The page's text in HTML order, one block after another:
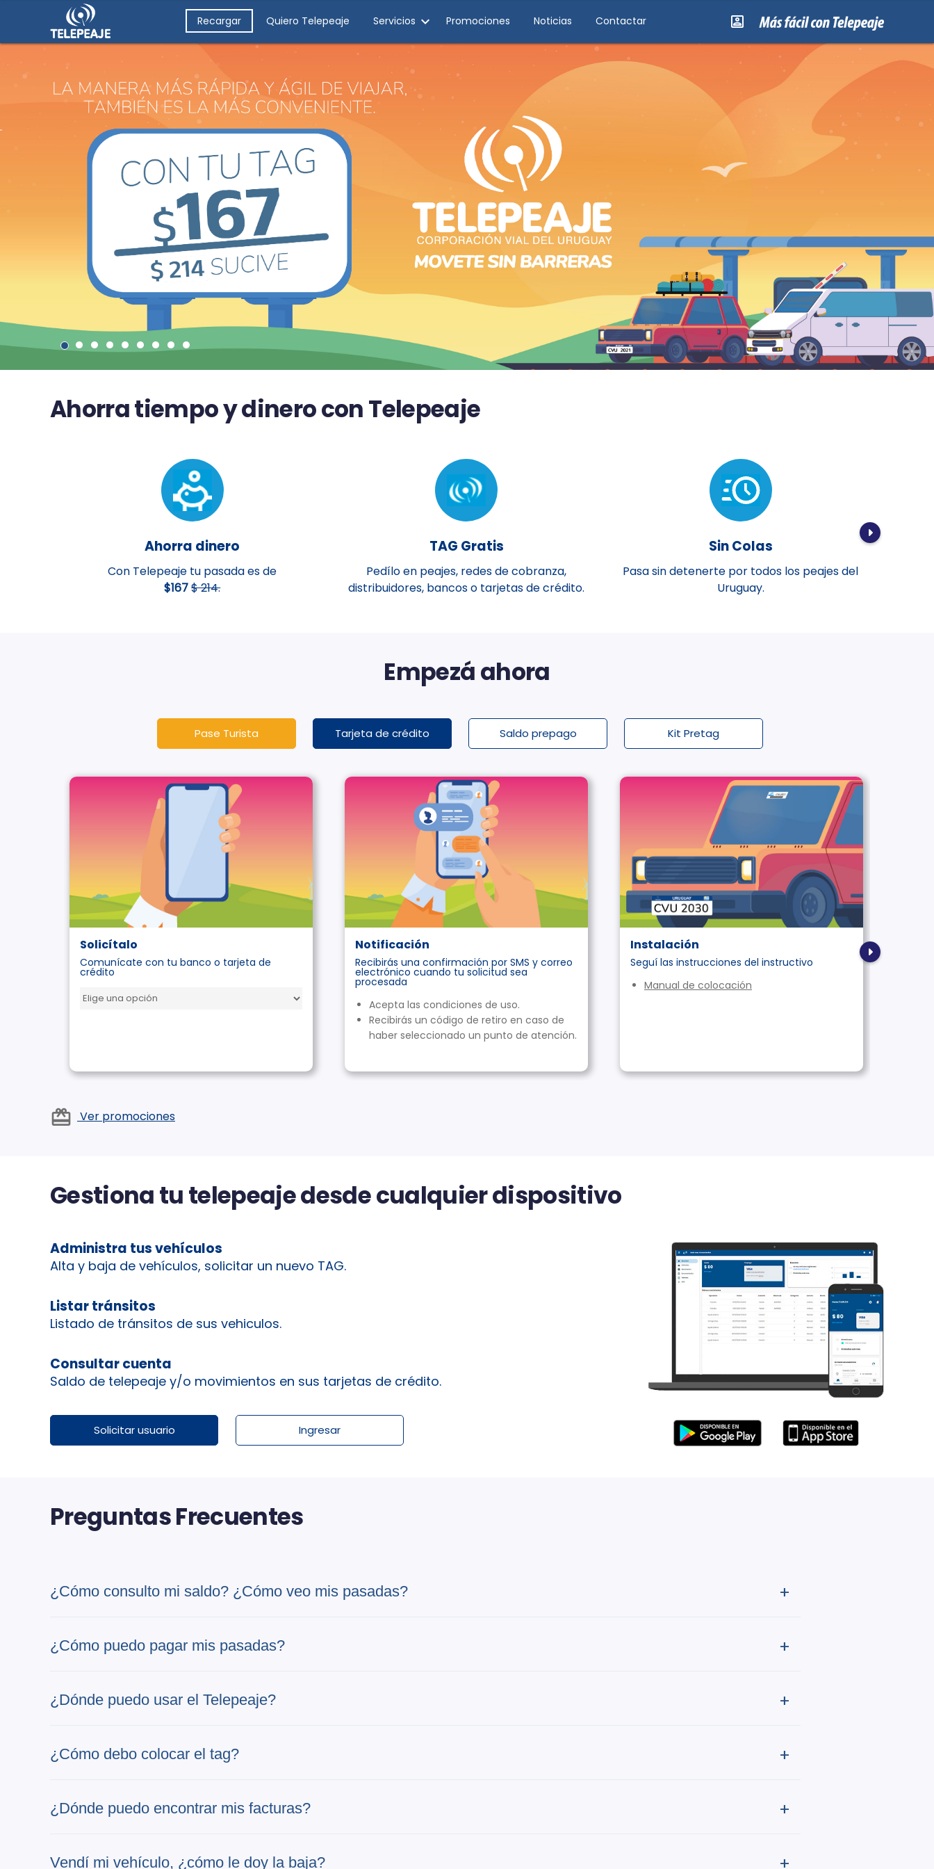
Recargar Quiero Telepeaje Servicios Promociones Noticias Contactar
Ahorra tiempo y dinero con Telepeaje
Ahorra dinero
Con Telepeaje tu pasada es de
$167$ 214.
TAG Gratis
Pedílo en peajes, redes de cobranza,
distribuidores, bancos o tarjetas de crédito.
Sin Colas
Pasa sin detenerte por todos los peajes del
Uruguay.
Empezá ahora
Pase Turista Tarjeta de crédito Saldo prepago Kit Pretag
Solicítalo
Comunícate con tu banco o tarjeta de
crédito
Notificación
Recibirás una confirmación por SMS y correo
electrónico cuando tu solicitud sea
procesada
Acepta las condiciones de uso.
Recibirás un código de retiro en caso de
haber seleccionado un punto de atención.
Instalación
Seguí las instrucciones del instructivo
Manual de colocación
card_giftcard Ver promociones
Gestiona tu telepeaje desde cualquier dispositivo
Administra tus vehículos
Alta y baja de vehículos, solicitar un nuevo TAG.
Listar tránsitos
Listado de tránsitos de sus vehiculos.
Consultar cuenta
Saldo de telepeaje y/o movimientos en sus tarjetas de crédito.
Solicitar usuario Ingresar
Preguntas Frecuentes
¿Cómo consulto mi saldo? ¿Cómo veo mis pasadas? +
¿Cómo puedo pagar mis pasadas? +
¿Dónde puedo usar el Telepeaje? +
¿Cómo debo colocar el tag? +
¿Dónde puedo encontrar mis facturas? +
Vendí mi vehículo, ¿cómo le doy la baja? +